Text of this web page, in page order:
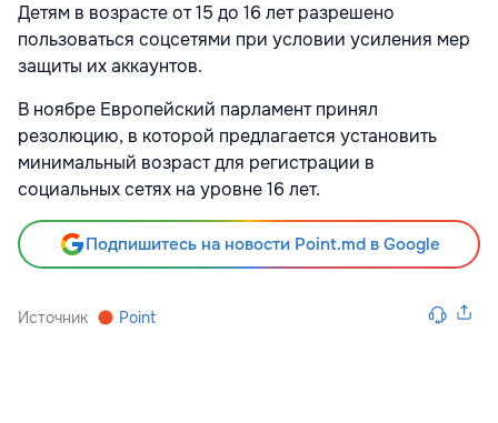
Детям в возрасте от 15 до 16 лет разрешено
пользоваться соцсетями при условии усиления мер
защиты их аккаунтов.
В ноябре Европейский парламент принял
резолюцию, в которой предлагается установить
минимальный возраст для регистрации в
социальных сетях на уровне 16 лет.
Подпишитесь на новости Point.md в Google
Источник Point